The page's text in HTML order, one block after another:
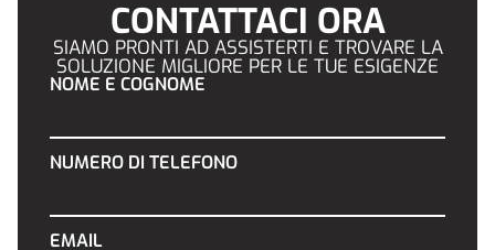
CONTATTACI ORA
SIAMO PRONTI AD ASSISTERTI E TROVARE LA
SOLUZIONE MIGLIORE PER LE TUE ESIGENZE
NOME E COGNOME
NUMERO DI TELEFONO
EMAIL